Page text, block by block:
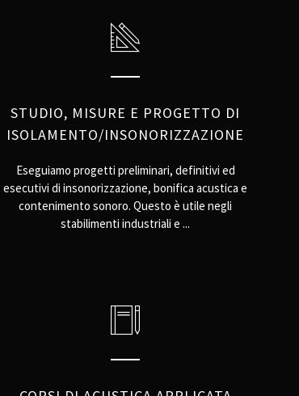
STUDIO, MISURE E PROGETTO DI
ISOLAMENTO/INSONORIZZAZIONE
Eseguiamo progetti preliminari, definitivi ed
esecutivi di insonorizzazione, bonifica acustica e
contenimento sonoro. Questo è utile negli
stabilimenti industriali e ...